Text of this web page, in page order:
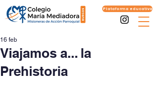
Plataforma educativa
Viajamos a... la
Prehistoria
16 feb